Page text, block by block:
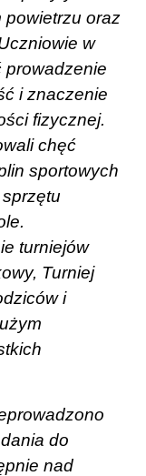
powietrzu oraz
w
prowadzenie
i znaczenie
fizycznej.
chęć
sportowych
turniejów
Turniej
i
do
nad